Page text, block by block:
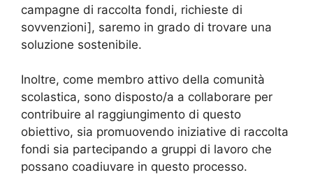
campagne di raccolta fondi, richieste di
sovvenzioni], saremo in grado di trovare una
soluzione sostenibile.
Inoltre, come membro attivo della comunità
scolastica, sono disposto/a a collaborare per
contribuire al raggiungimento di questo
obiettivo, sia promuovendo iniziative di raccolta
fondi sia partecipando a gruppi di lavoro che
possano coadiuvare in questo processo.